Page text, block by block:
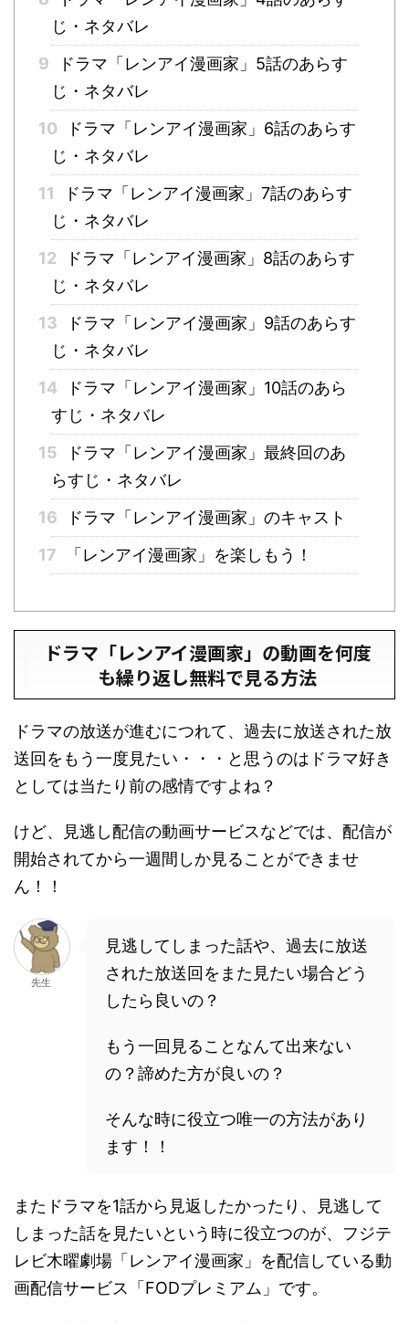
じ・ネタバレ
9
ドラマ「レンアイ漫画家」5話のあらす
じ・ネタバレ
10
ドラマ「レンアイ漫画家」6話のあらす
じ・ネタバレ
11
ドラマ「レンアイ漫画家」7話のあらす
じ・ネタバレ
12
ドラマ「レンアイ漫画家」8話のあらす
じ・ネタバレ
13
ドラマ「レンアイ漫画家」9話のあらす
じ・ネタバレ
14
ドラマ「レンアイ漫画家」10話のあら
すじ・ネタバレ
15
ドラマ「レンアイ漫画家」最終回のあ
らすじ・ネタバレ
16
ドラマ「レンアイ漫画家」のキャスト
17
「レンアイ漫画家」を楽しもう！
ドラマ「レンアイ漫画家」の動画を何度
も繰り返し無料で見る方法
ドラマの放送が進むにつれて、過去に放送された放
送回をもう一度見たい・・・と思うのはドラマ好き
としては当たり前の感情ですよね？
けど、見逃し配信の動画サービスなどでは、配信が
開始されてから一週間しか見ることができませ
ん！！
先生
見逃してしまった話や、過去に放送
された放送回をまた見たい場合どう
したら良いの？
もう一回見ることなんて出来ない
の？諦めた方が良いの？
そんな時に役立つ唯一の方法があり
ます！！
またドラマを1話から見返したかったり、見逃して
しまった話を見たいという時に役立つのが、フジテ
レビ木曜劇場「レンアイ漫画家」を配信している動
画配信サービス「FODプレミアム」です。